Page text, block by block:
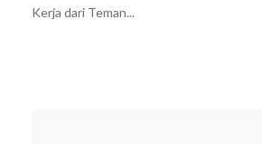
Kerja dari Teman...